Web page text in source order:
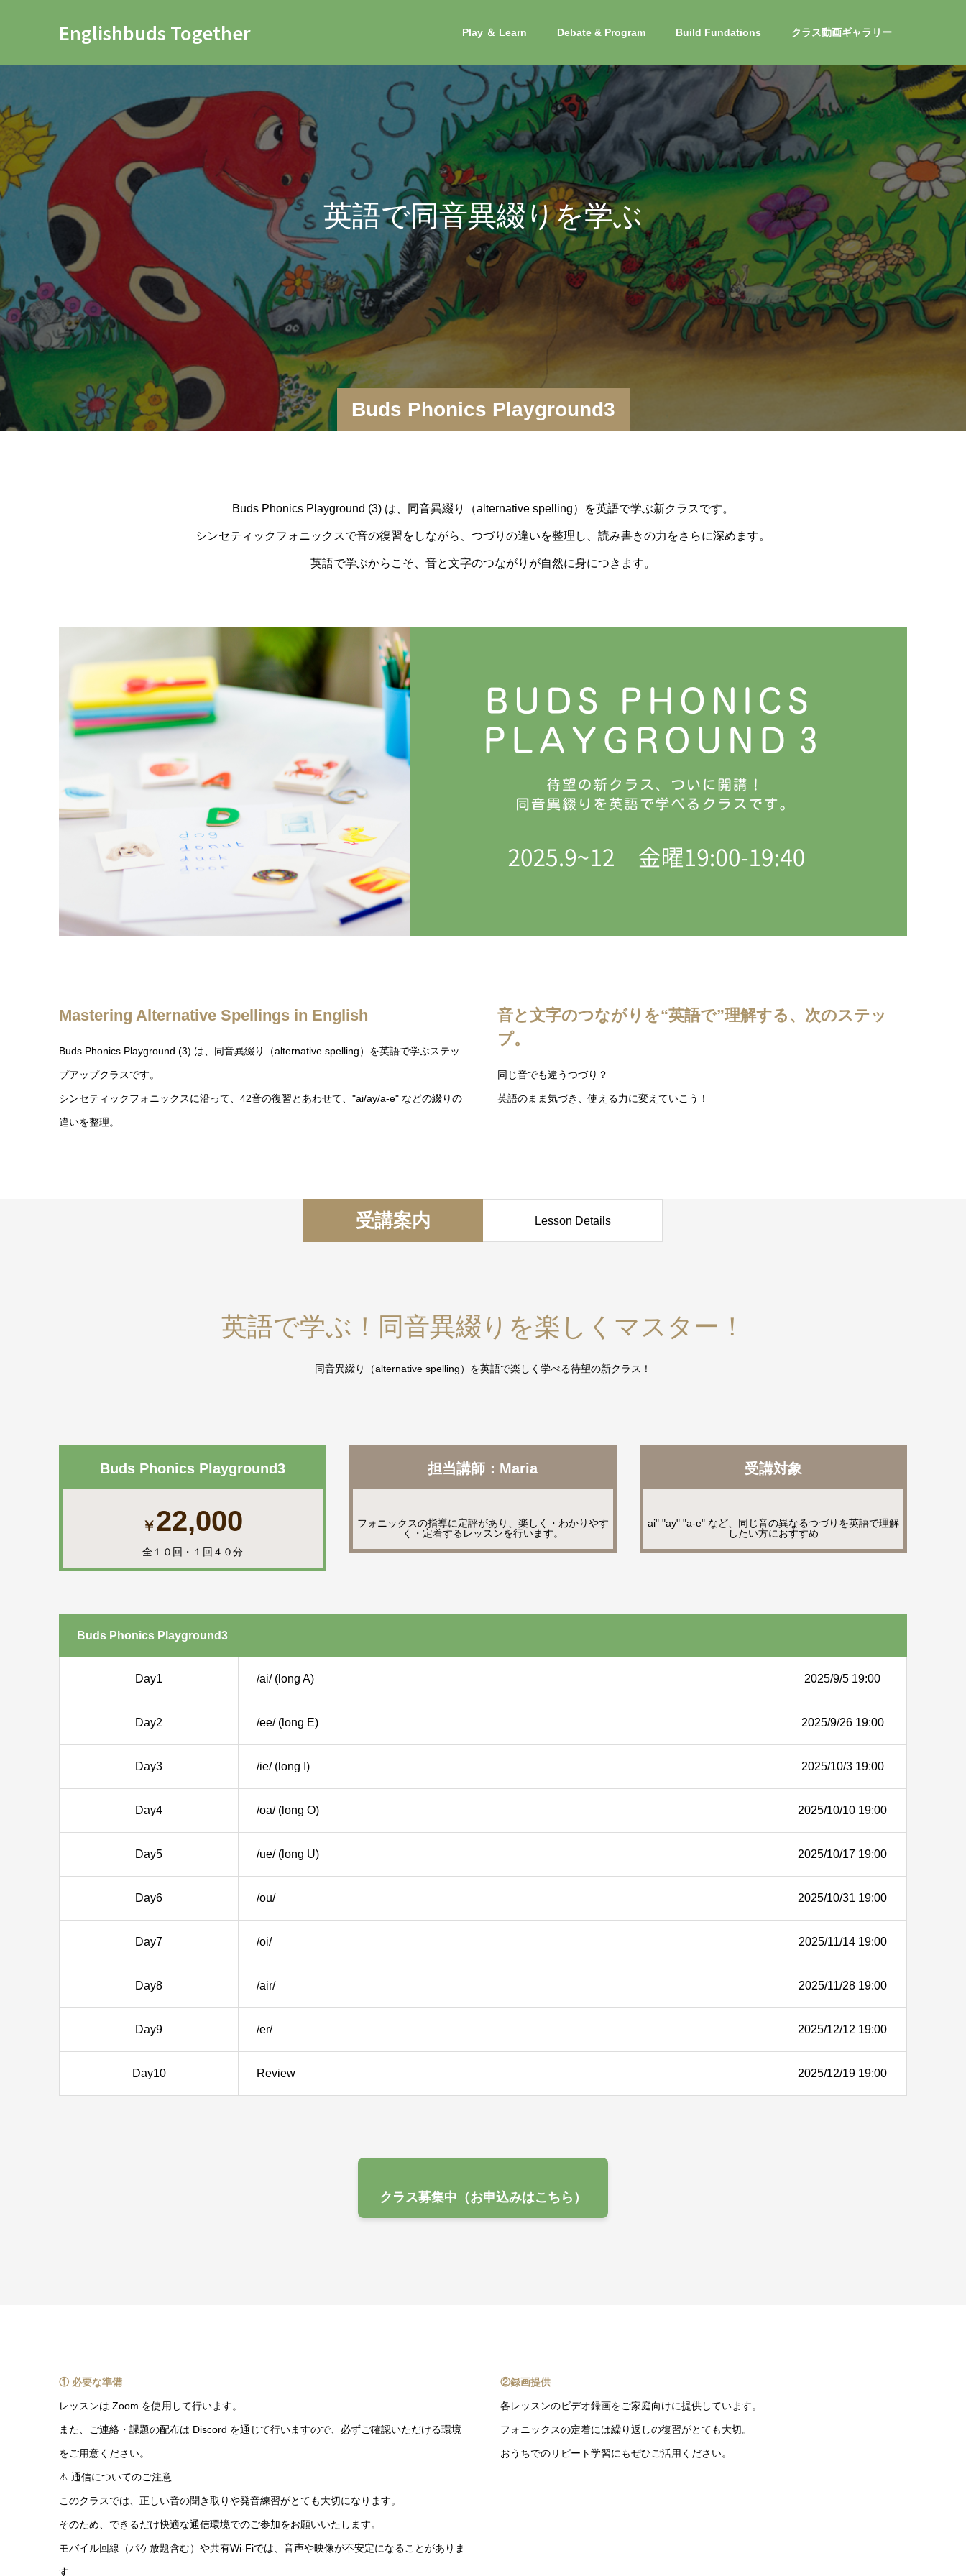
Englishbuds Together Play ＆ Learn Debate & Program Build Fundations クラス動画ギャラリー
Buds Phonics Playground3
英語 で同音異綴りを学ぶ
つ づりのルールを楽
Buds Phonics Playground (3) は、同音異綴り（alternative spelling）を英語で学ぶ新クラスです。
シンセティックフォニックスで音の復習をしながら、つづりの違いを整理し、読み書きの力をさらに深めます。
英語で学ぶからこそ、音と文字のつながりが自然に身につきます。
Mastering Alternative Spellings in English
Buds Phonics Playground (3) は、同音異綴り（alternative spelling）を英語で学ぶステッ
プアップクラスです。
シンセティックフォニックスに沿って、42音の復習とあわせて、"ai/ay/a-e" などの綴りの
違いを整理。
音と文字のつながりを“英語で”理解する、次のステッ
プ。
同じ音でも違うつづり？
英語のまま気づき、使える力に変えていこう！
受講案内 Lesson Details
英語で学ぶ！同音異綴りを楽しくマスター！
同音異綴り（alternative spelling）を英語で楽しく学べる待望の新クラス！
Buds Phonics Playground3
￥22,000
全１０回・１回４０分
担当講師：Maria
フォニックスの指導に定評があり、楽しく・わかりやす
く・定着するレッスンを行います。
受講対象
ai" "ay" "a-e" など、同じ音の異なるつづりを英語で理解
したい方におすすめ
Buds Phonics Playground3
Day1 /ai/ (long A) 2025/9/5 19:00
Day2 /ee/ (long E) 2025/9/26 19:00
Day3 /ie/ (long I) 2025/10/3 19:00
Day4 /oa/ (long O) 2025/10/10 19:00
Day5 /ue/ (long U) 2025/10/17 19:00
Day6 /ou/ 2025/10/31 19:00
Day7 /oi/ 2025/11/14 19:00
Day8 /air/ 2025/11/28 19:00
Day9 /er/ 2025/12/12 19:00
Day10 Review 2025/12/19 19:00
クラス募集中（お申込みはこちら）
① 必要な準備
レッスンは Zoom を使用して行います。
また、ご連絡・課題の配布は Discord を通じて行いますので、必ずご確認いただける環境
をご用意ください。
⚠ 通信についてのご注意
このクラスでは、正しい音の聞き取りや発音練習がとても大切になります。
そのため、できるだけ快適な通信環境でのご参加をお願いいたします。
モバイル回線（パケ放題含む）や共有Wi-Fiでは、音声や映像が不安定になることがありま
す
②録画提供
各レッスンのビデオ録画をご家庭向けに提供しています。
フォニックスの定着には繰り返しの復習がとても大切。
おうちでのリピート学習にもぜひご活用ください。